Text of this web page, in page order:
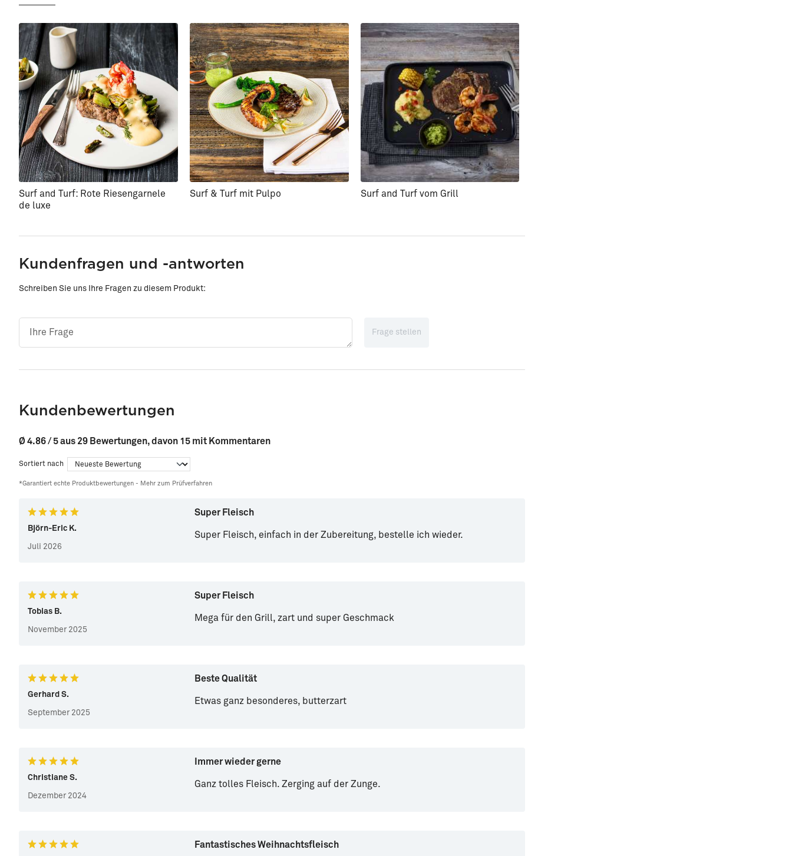
Surf and Turf: Rote Riesengarnele
de luxe
Surf & Turf mit Pulpo Surf and Turf vom Grill
Kundenfragen und -antworten
Schreiben Sie uns Ihre Fragen zu diesem Produkt:
Frage stellen
Kundenbewertungen
Ø 4.86 / 5 aus 29 Bewertungen, davon 15 mit Kommentaren
Sortiert nach
*Garantiert echte Produktbewertungen - Mehr zum Prüfverfahren
Björn-Eric K.
Juli 2026
Super Fleisch
Super Fleisch, einfach in der Zubereitung, bestelle ich wieder.
Tobias B.
November 2025
Super Fleisch
Mega für den Grill, zart und super Geschmack
Gerhard S.
September 2025
Beste Qualität
Etwas ganz besonderes, butterzart
Christiane S.
Dezember 2024
Immer wieder gerne
Ganz tolles Fleisch. Zerging auf der Zunge.
Fantastisches Weihnachtsfleisch